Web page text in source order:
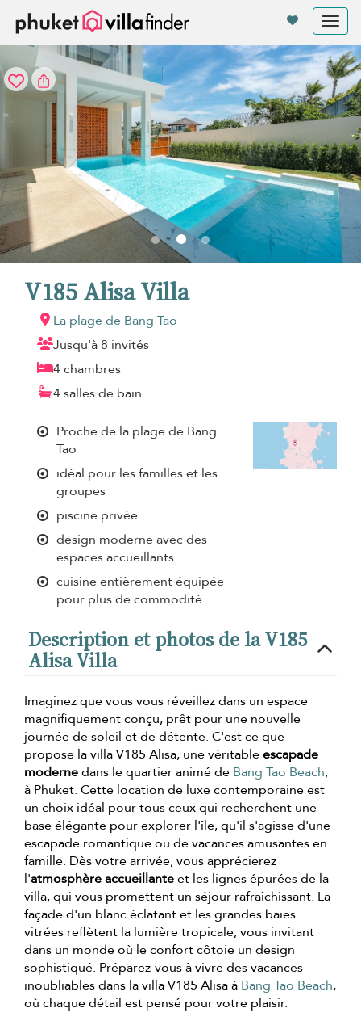
V185 Alisa Villa
La plage de Bang Tao
Jusqu'à 8 invités
4 chambres
4 salles de bain
Proche de la plage de Bang
Tao
idéal pour les familles et les
groupes
piscine privée
design moderne avec des
espaces accueillants
cuisine entièrement équipée
pour plus de commodité
Description et photos de la V185
Alisa Villa
Imaginez que vous vous réveillez dans un espace
magnifiquement conçu, prêt pour une nouvelle
journée de soleil et de détente. C'est ce que
propose la villa V185 Alisa, une véritableescapade
modernedans le quartier animé de Bang Tao Beach,
à Phuket. Cette location de luxe contemporaine est
un choix idéal pour tous ceux qui recherchent une
base élégante pour explorer l'île, qu'il s'agisse d'une
escapade romantique ou de vacances amusantes en
famille. Dès votre arrivée, vous apprécierez
l'atmosphère accueillanteet les lignes épurées de la
villa, qui vous promettent un séjour rafraîchissant. La
façade d'un blanc éclatant et les grandes baies
vitrées reflètent la lumière tropicale, vous invitant
dans un monde où le confort côtoie un design
sophistiqué. Préparez-vous à vivre des vacances
inoubliables dans la villa V185 Alisa à Bang Tao Beach,
où chaque détail est pensé pour votre plaisir.
Vos paramètres de cookies